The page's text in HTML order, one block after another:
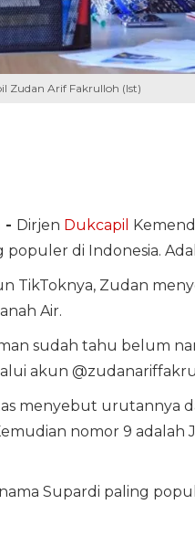
Zudan Arif Fakrulloh (Ist)
- Dirjen Dukcapil
populer di Indonesia.
TikToknya, Zudan
Air.
sudah tahu belum
akun
menyebut urutannya
nomor 9 adalah
Supardi paling